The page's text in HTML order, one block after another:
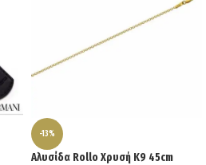
-13%
Αλυσίδα Rollo Χρυσή Κ9 45cm